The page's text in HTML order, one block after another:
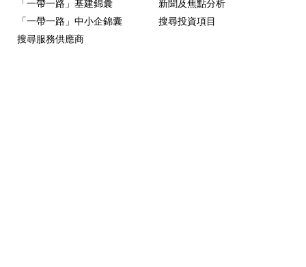
「一帶一路」基建錦囊
新聞及焦點分析
「一帶一路」中小企錦囊
搜尋投資項目
搜尋服務供應商